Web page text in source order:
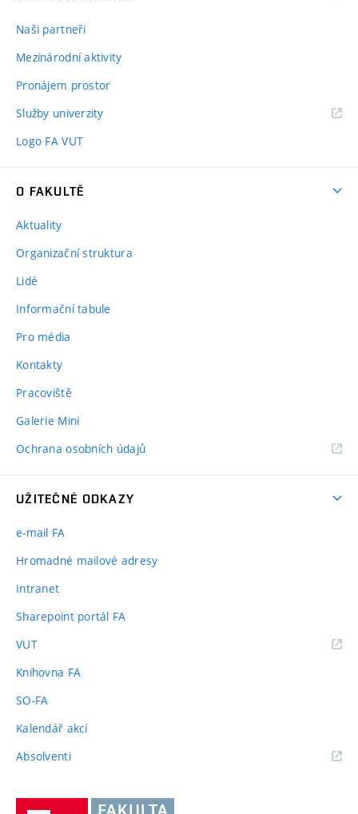
Naši partneři
Mezinárodní aktivity
Pronájem prostor
Služby univerzity
Logo FA VUT
O FAKULTĚ
Aktuality
Organizační struktura
Lidé
Informační tabule
Pro média
Kontakty
Pracoviště
Galerie Mini
Ochrana osobních údajů
UŽITEČNÉ ODKAZY
e-mail FA
Hromadné mailové adresy
Intranet
Sharepoint portál FA
VUT(externí
Knihovna FA
SO-FA
Kalendář akcí
Absolventi(externí